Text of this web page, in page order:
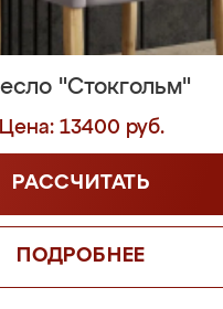
"Стокгольм"
Цена: 13400 руб.
РАССЧИТАТЬ
ПОДРОБНЕЕ